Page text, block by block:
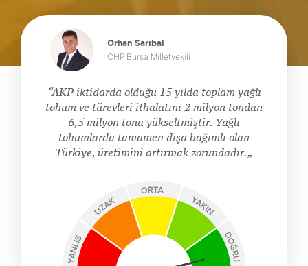
Orhan Sarıbal
CHP Bursa Milletvekili
AKP iktidarda olduğu 15 yılda toplam yağlı
tohum ve türevleri ithalatını 2 milyon tondan
6,5 milyon tona yükseltmiştir. Yağlı
tohumlarda tamamen dışa bağımlı olan
Türkiye, üretimini artırmak zorundadır.